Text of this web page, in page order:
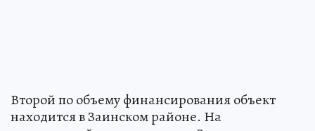
Второй по объему финансирования объект
находится в Заинском районе. На